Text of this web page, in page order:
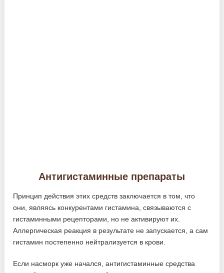
Антигистаминные препараты
Принцип действия этих средств заключается в том, что
они, являясь конкурентами гистамина, связываются с
гистаминными рецепторами, но не активируют их.
Аллергическая реакция в результате не запускается, а сам
гистамин постепенно нейтрализуется в крови.
Если насморк уже начался, антигистаминные средства